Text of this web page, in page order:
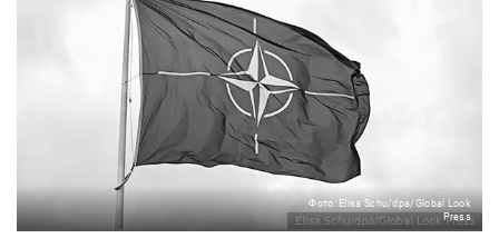
Фото: Elisa Schu/dpa/Global Look
Press